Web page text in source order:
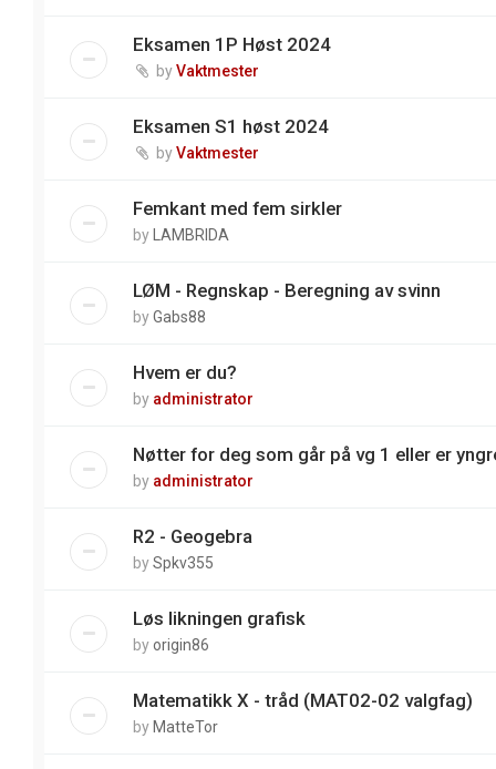
Eksamen 1P Høst 2024
byVaktmester
Eksamen S1 høst 2024
byVaktmester
Femkant med fem sirkler
by LAMBRIDA
LØM - Regnskap - Beregning av svinn
byGabs88
Hvem er du?
by administrator
Nøtter for deg som går på vg 1 eller er
by administrator
R2 - Geogebra
bySpkv355
Løs likningen grafisk
byorigin86
Matematikk X - tråd (MAT02-02 valgfag)
by MatteTor